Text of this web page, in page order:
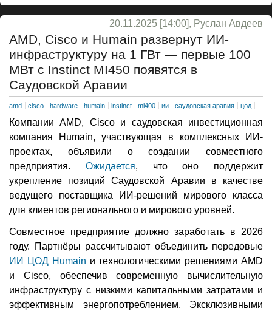
20.11.2025 [14:00], Руслан Авдеев
AMD, Cisco и Humain развернут ИИ-
инфраструктуру на 1 ГВт — первые 100
МВт с Instinct MI450 появятся в
Саудовской Аравии
amd cisco hardware humain instinct mi400 ии саудовская аравия цод
Компании AMD, Cisco и саудовская инвестиционная
компания Humain, участвующая в комплексных ИИ-
проектах, объявили о создании совместного
предприятия. Ожидается, что оно поддержит
укрепление позиций Саудовской Аравии в качестве
ведущего поставщика ИИ-решений мирового класса
для клиентов регионального и мирового уровней.
Совместное предприятие должно заработать в 2026
году. Партнёры рассчитывают объединить передовые
ИИ ЦОД Humain и технологическими решениями AMD
и Cisco, обеспечив современную вычислительную
инфраструктуру с низкими капитальными затратами и
эффективным энергопотреблением. Эксклюзивными